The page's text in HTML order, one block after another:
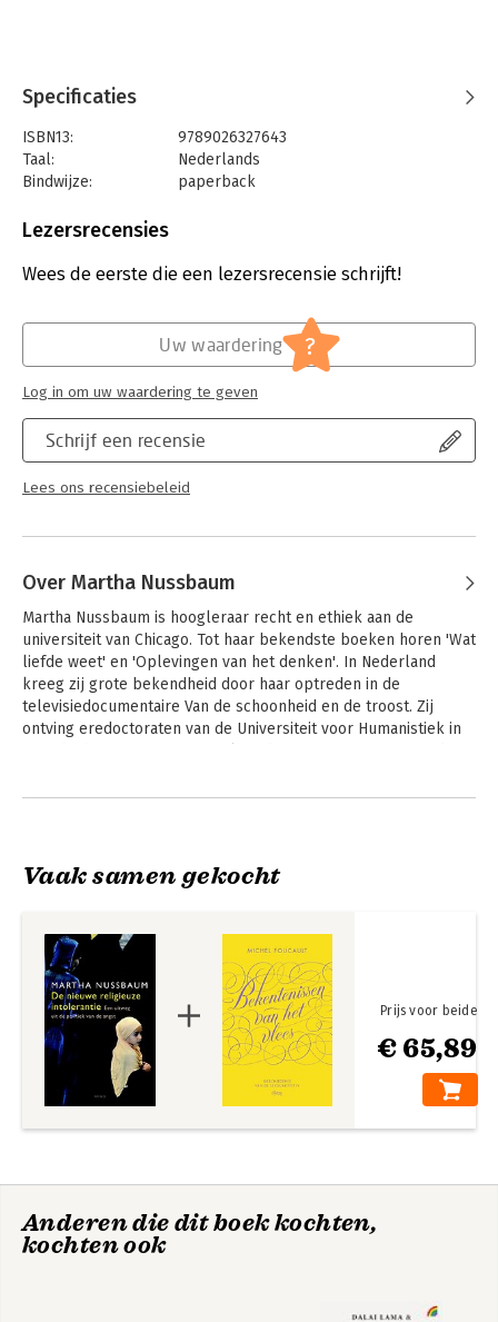
Specificaties
ISBN13:
9789026327643
Taal:
Nederlands
Bindwijze:
paperback
Uitgever:
Verschijningsdatum:
14-6-2016
Lezersrecensies
Wees de eerste die een lezersrecensie schrijft!
Schrijf een recensie
Lees ons recensiebeleid
Uw waardering ?
Log in om uw waardering te geven
Over Martha Nussbaum
Martha Nussbaum is hoogleraar recht en ethiek aan de
universiteit van Chicago. Tot haar bekendste boeken horen 'Wat
liefde weet' en 'Oplevingen van het denken'. In Nederland
kreeg zij grote bekendheid door haar optreden in de
televisiedocumentaire Van de schoonheid en de troost. Zij
ontving eredoctoraten van de Universiteit voor Humanistiek in
Andere boeken door Martha
Niet voor de winst
Cultivating
Vaak samen gekocht
€ 65,89
Prijs voor beide
Anderen die dit boek kochten,
kochten ook